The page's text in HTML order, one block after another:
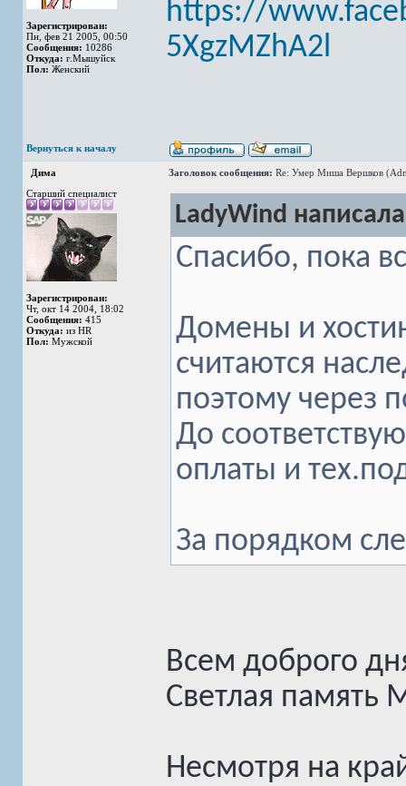
Зарегистрирован:
Пн, фев 21 2005, 00:50
Сообщения: 10286
Откуда: г.Мышуйск
Пол: Женский
https://
5XgzMZhA2l
Вернуться к началу
Дима Заголовок сообщения: Re: Умер Миша Вершков
Старший специалист
Зарегистрирован:
Чт, окт 14 2004, 18:02
Сообщения: 415
Откуда: из HR
Пол: Мужской
LadyWind
Спасибо, пока
Домены и
считаются
поэтому через
До
оплаты и
За порядком
Всем доброго
Светлая память
Несмотря на